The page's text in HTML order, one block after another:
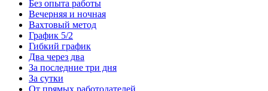
Без опыта работы
Вечерняя и ночная
Вахтовый метод
График 5/2
Гибкий график
Два через два
За последние три дня
За сутки
От прямых работодателей